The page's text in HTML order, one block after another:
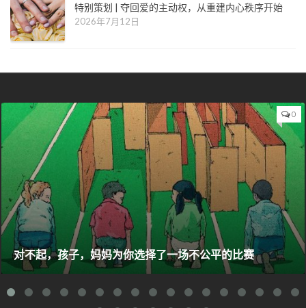
特别策划 | 夺回爱的主动权，从重建内心秩序开始
2026年7月12日
0
对不起，孩子，妈妈为你选择了一场不公平的比赛